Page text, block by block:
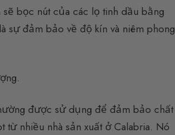
bọc nút của các lọ tinh dầu bằng
sự đảm bảo về độ kín và niêm phong
được sử dụng để đảm bảo chất
nhiều nhà sản xuất ở Calabria. Nó